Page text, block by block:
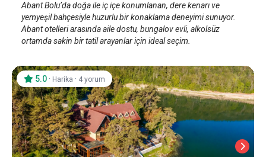
Abant Bolu’da doğa ile iç içe konumlanan, dere kenarı ve
yemyeşil bahçesiyle huzurlu bir konaklama deneyimi sunuyor.
Abant otelleri arasında aile dostu, bungalov evli, alkolsüz
ortamda sakin bir tatil arayanlar için ideal seçim.
5.0 · Harika · 4 yorum